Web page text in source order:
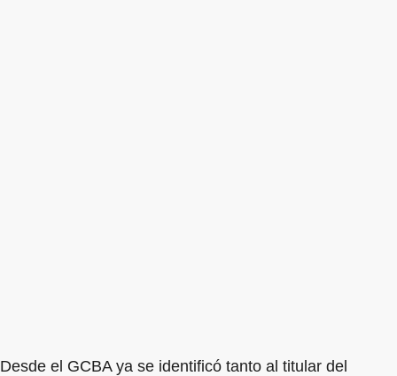
Desde el GCBA ya se identificó tanto al titular del